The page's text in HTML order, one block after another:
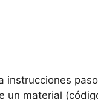
instrucciones
un material